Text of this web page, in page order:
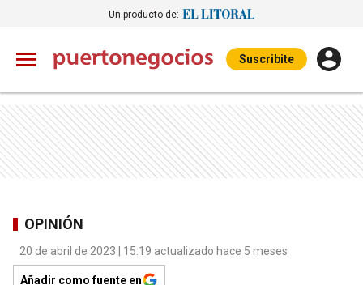
Un producto de:
Suscribite
OPINIÓN
20 de abril de 2023 | 15:19 actualizado hace 5 meses
Añadir como fuente en